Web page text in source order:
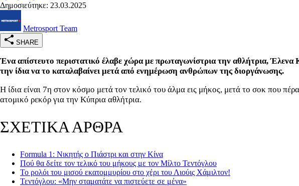
Δημοσιεύτηκε: 23.03.2025
Metrosport Team
SHARE
Ένα απίστευτο περιστατικό έλαβε χώρα με πρωταγωνίστρια την αθλήτρια,
την ίδια να το καταλαβαίνει μετά από ενημέρωση ανθρώπων της διοργάνωσης.
Η ίδια είναι 7η στον κόσμο μετά τον τελικό του άλμα εις μήκος, μετά το σοκ που
ατομικό ρεκόρ για την Κύπρια αθλήτρια.
ΣΧΕΤΙΚΑ ΑΡΘΡΑ
Formula 1: Νικητής ο Πιάστρι και στην Κίνα
Πού θα δείτε τον τελικό του μήκους με τον Μίλτο Τεντόγλου
Το ρολόι του μισού εκατομμυρίου στο χέρι του Λιούις Χάμιλτον!
Τεντόγλου: «Μην σταματάτε να πιστεύετε σε μένα»